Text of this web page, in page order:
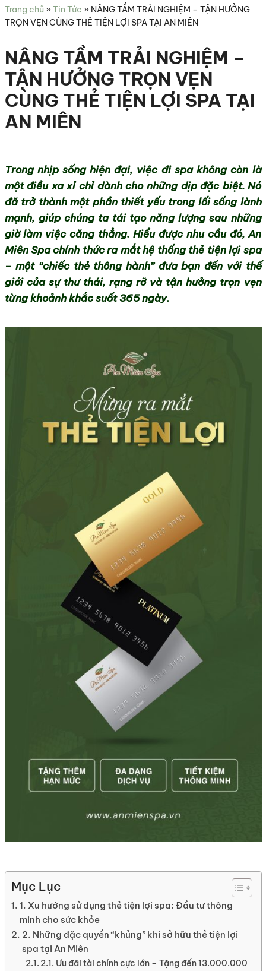
sức
khỏe
Trang chủ »Tin Tức » NÂNG TẦM TRẢI NGHIỆM – TẬN HƯỞNG
TRỌN VẸN CÙNG THẺ TIỆN LỢI SPA TẠI AN MIÊN
NÂNG TẦM TRẢI NGHIỆM –
TẬN HƯỞNG TRỌN VẸN
CÙNG THẺ TIỆN LỢI SPA TẠI
AN MIÊN
Trong nhịp sống hiện đại, việc đi spa không còn là
một điều xa xỉ chỉ dành cho những dịp đặc biệt. Nó
đã trở thành một phần thiết yếu trong lối sống lành
mạnh, giúp chúng ta tái tạo năng lượng sau những
giờ làm việc căng thẳng. Hiểu được nhu cầu đó, An
Miên Spa chính thức ra mắt hệ thống thẻ tiện lợi spa
– một “chiếc thẻ thông hành” đưa bạn đến với thế
giới của sự thư thái, rạng rỡ và tận hưởng trọn vẹn
từng khoảnh khắc suốt 365 ngày.
Mục Lục
1. Xu hướng sử dụng thẻ tiện lợi spa: Đầu tư thông
minh cho sức khỏe
2. Những đặc quyền “khủng” khi sở hữu thẻ tiện lợi
spa tại An Miên
2.1. Ưu đãi tài chính cực lớn – Tặng đến 13.000.000